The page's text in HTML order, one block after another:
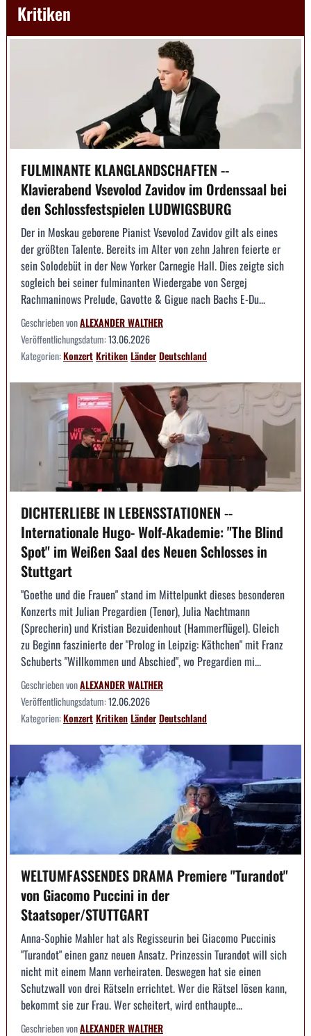
Kritiken
FULMINANTE KLANGLANDSCHAFTEN --
Klavierabend Vsevolod Zavidov im Ordenssaal bei
den Schlossfestspielen LUDWIGSBURG
Der in Moskau geborene Pianist Vsevolod Zavidov gilt als eines
der größten Talente. Bereits im Alter von zehn Jahren feierte er
sein Solodebüt in der New Yorker Carnegie Hall. Dies zeigte sich
sogleich bei seiner fulminanten Wiedergabe von Sergej
Rachmaninows Prelude, Gavotte & Gigue nach Bachs E-Du...
Geschrieben vonALEXANDER WALTHER
Veröffentlichungsdatum:13.06.2026
Kategorien:KonzertKritikenLänderDeutschland
DICHTERLIEBE IN LEBENSSTATIONEN --
Internationale Hugo- Wolf-Akademie: "The Blind
Spot" im Weißen Saal des Neuen Schlosses in
Stuttgart
"Goethe und die Frauen" stand im Mittelpunkt dieses besonderen
Konzerts mit Julian Pregardien (Tenor), Julia Nachtmann
(Sprecherin) und Kristian Bezuidenhout (Hammerflügel). Gleich
zu Beginn faszinierte der "Prolog in Leipzig: Käthchen" mit Franz
Schuberts "Willkommen und Abschied", wo Pregardien mi...
Geschrieben vonALEXANDER WALTHER
Veröffentlichungsdatum:12.06.2026
Kategorien:KonzertKritikenLänderDeutschland
WELTUMFASSENDES DRAMA Premiere "Turandot"
von Giacomo Puccini in der
Staatsoper/STUTTGART
Anna-Sophie Mahler hat als Regisseurin bei Giacomo Puccinis
"Turandot" einen ganz neuen Ansatz. Prinzessin Turandot will sich
nicht mit einem Mann verheiraten. Deswegen hat sie einen
Schutzwall von drei Rätseln errichtet. Wer die Rätsel lösen kann,
bekommt sie zur Frau. Wer scheitert, wird enthaupte...
Geschrieben vonALEXANDER WALTHER